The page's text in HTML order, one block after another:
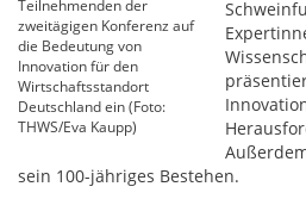
Teilnehmenden der
zweitägigen Konferenz auf
die Bedeutung von
Innovation für den
Wirtschaftsstandort
Deutschland ein (Foto:
THWS/Eva Kaupp)
sein 100-jähriges Bestehen.